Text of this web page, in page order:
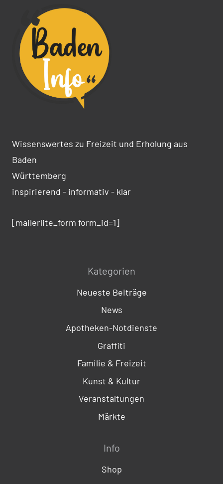
Wissenswertes zu Freizeit und Erholung aus
Baden
Württemberg
inspirierend - informativ - klar
[mailerlite_form form_id=1]
Kategorien
Neueste Beiträge
News
Apotheken-Notdienste
Graffiti
Familie & Freizeit
Kunst & Kultur
Veranstaltungen
Märkte
Info
Shop